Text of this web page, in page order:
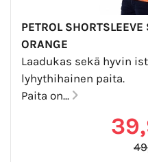
PETROL
ORANGE
Laadukas sekä hyvin
lyhythihainen paita.
Paita on...